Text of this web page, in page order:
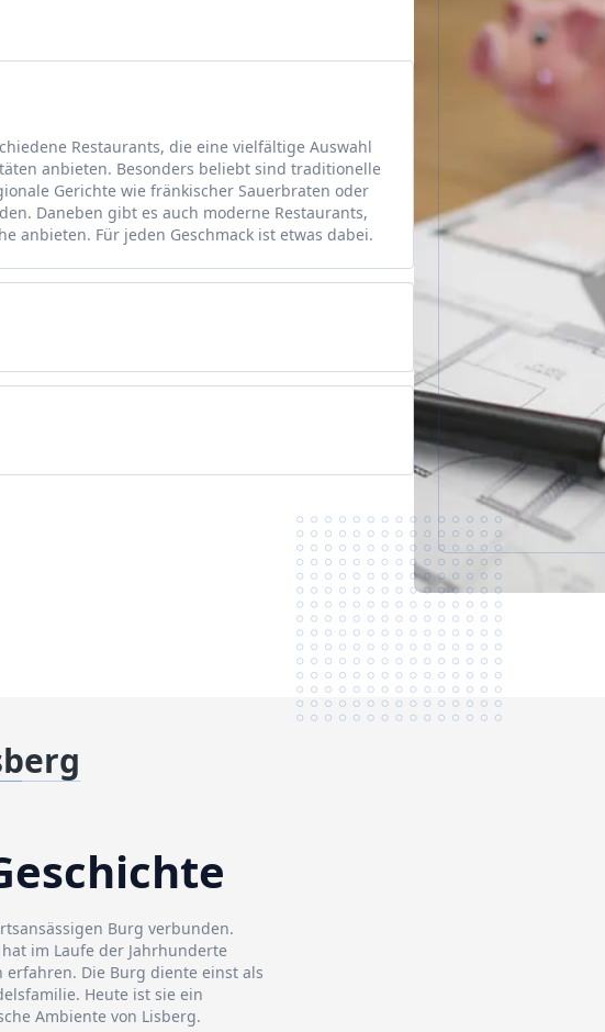
Restaurants, die eine vielfältige Auswahl
anbieten. Besonders beliebt sind traditionelle
Gerichte wie fränkischer Sauerbraten oder
Daneben gibt es auch moderne Restaurants,
anbieten. Für jeden Geschmack ist etwas dabei.
Burg verbunden.
im Laufe der Jahrhunderte
Die Burg diente einst als
Heute ist sie ein
Ambiente von Lisberg.